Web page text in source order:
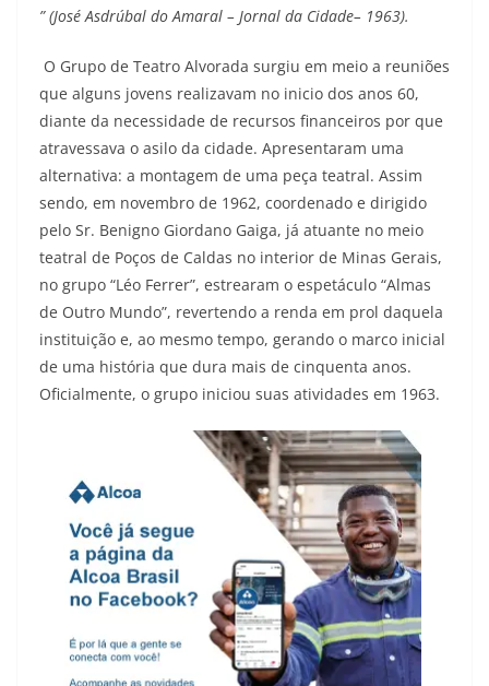
” (José Asdrúbal do Amaral – Jornal da Cidade– 1963).
O Grupo de Teatro Alvorada surgiu em meio a reuniões
que alguns jovens realizavam no inicio dos anos 60,
diante da necessidade de recursos financeiros por que
atravessava o asilo da cidade. Apresentaram uma
alternativa: a montagem de uma peça teatral. Assim
sendo, em novembro de 1962, coordenado e dirigido
pelo Sr. Benigno Giordano Gaiga, já atuante no meio
teatral de Poços de Caldas no interior de Minas Gerais,
no grupo “Léo Ferrer”, estrearam o espetáculo “Almas
de Outro Mundo”, revertendo a renda em prol daquela
instituição e, ao mesmo tempo, gerando o marco inicial
de uma história que dura mais de cinquenta anos.
Oficialmente, o grupo iniciou suas atividades em 1963.